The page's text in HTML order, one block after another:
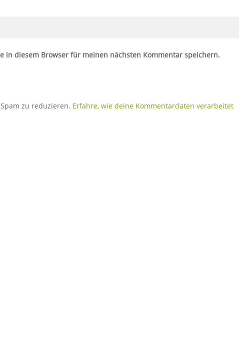
in diesem Browser für meinen nächsten Kommentar speichern.
zu reduzieren. Erfahre, wie deine Kommentardaten verarbeitet